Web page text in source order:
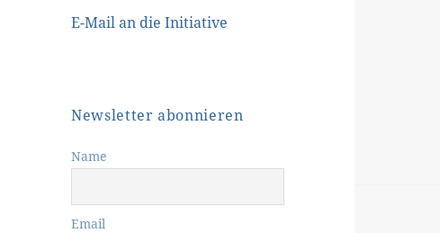
E-Mail an die Initiative
Newsletter abonnieren
Name
Email